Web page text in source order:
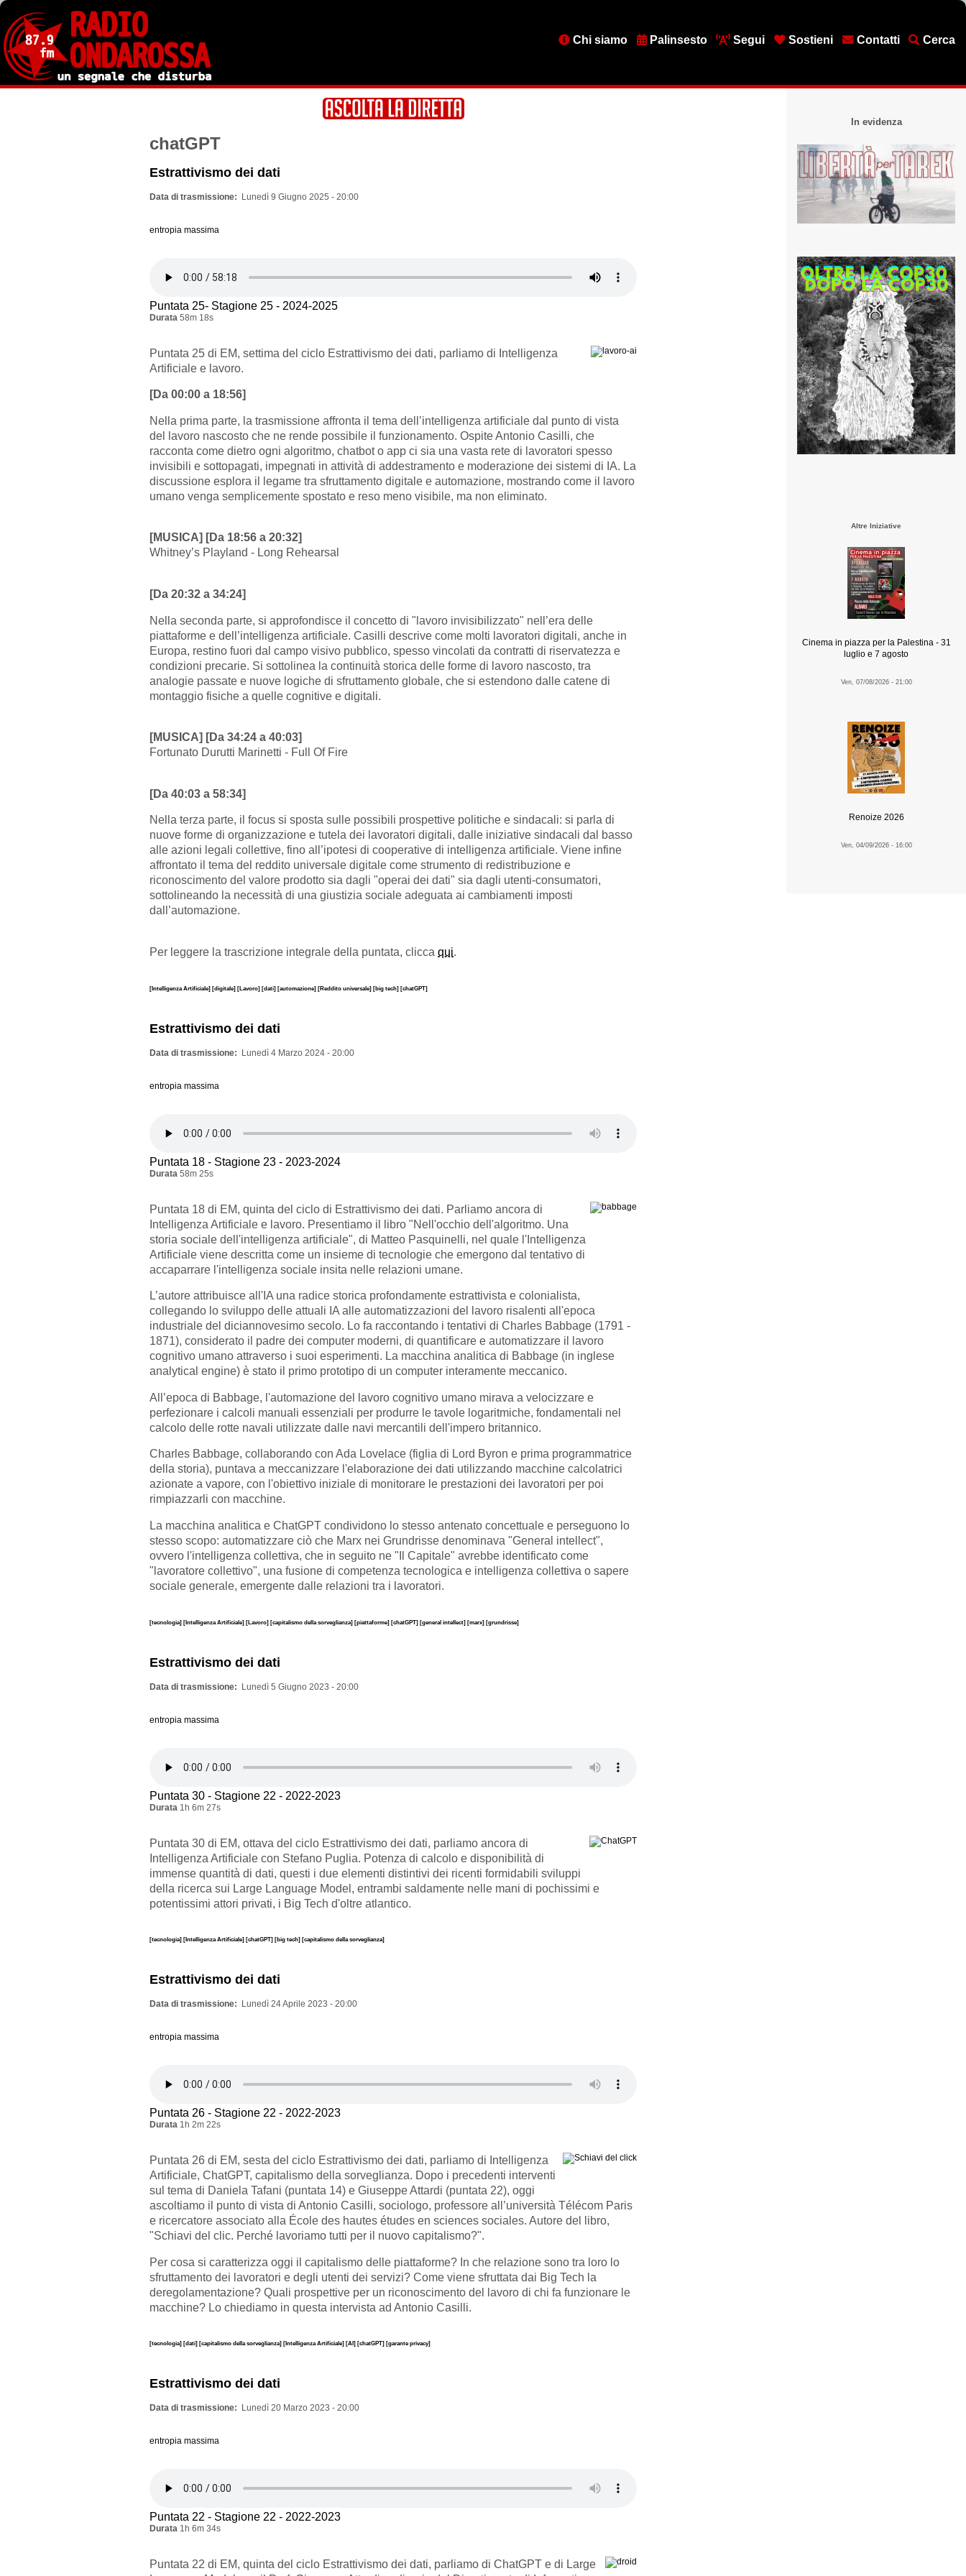
Salta
contenuto
principale
MenuChi siamo Palinsesto Segui Sostieni Contatti Cerca
chatGPT
Estrattivismo dei dati
Data di trasmissione Lunedì 9 Giugno 2025 - 20:00
entropia massima
Puntata 25- Stagione 25 - 2024-2025
Durata 58m 18s
Puntata 25 di EM, settima del ciclo Estrattivismo dei dati, parliamo di Intelligenza
Artificiale e lavoro.
[Da 00:00 a 18:56]
Nella prima parte, la trasmissione affronta il tema dell’intelligenza artificiale dal punto di vista
del lavoro nascosto che ne rende possibile il funzionamento. Ospite Antonio Casilli, che
racconta come dietro ogni algoritmo, chatbot o app ci sia una vasta rete di lavoratori spesso
invisibili e sottopagati, impegnati in attività di addestramento e moderazione dei sistemi di IA. La
discussione esplora il legame tra sfruttamento digitale e automazione, mostrando come il lavoro
umano venga semplicemente spostato e reso meno visibile, ma non eliminato.
[MUSICA] [Da 18:56 a 20:32]
Whitney’s Playland - Long Rehearsal
[Da 20:32 a 34:24]
Nella seconda parte, si approfondisce il concetto di "lavoro invisibilizzato" nell’era delle
piattaforme e dell’intelligenza artificiale. Casilli descrive come molti lavoratori digitali, anche in
Europa, restino fuori dal campo visivo pubblico, spesso vincolati da contratti di riservatezza e
condizioni precarie. Si sottolinea la continuità storica delle forme di lavoro nascosto, tra
analogie passate e nuove logiche di sfruttamento globale, che si estendono dalle catene di
montaggio fisiche a quelle cognitive e digitali.
[MUSICA] [Da 34:24 a 40:03]
Fortunato Durutti Marinetti - Full Of Fire
[Da 40:03 a 58:34]
Nella terza parte, il focus si sposta sulle possibili prospettive politiche e sindacali: si parla di
nuove forme di organizzazione e tutela dei lavoratori digitali, dalle iniziative sindacali dal basso
alle azioni legali collettive, fino all’ipotesi di cooperative di intelligenza artificiale. Viene infine
affrontato il tema del reddito universale digitale come strumento di redistribuzione e
riconoscimento del valore prodotto sia dagli "operai dei dati" sia dagli utenti-consumatori,
sottolineando la necessità di una giustizia sociale adeguata ai cambiamenti imposti
dall’automazione.
Per leggere la trascrizione integrale della puntata, clicca qui.
[Intelligenza Artificiale] [digitale] [Lavoro] [dati] [automazione] [Reddito universale] [big tech] [chatGPT]
Estrattivismo dei dati
Data di trasmissione Lunedì 4 Marzo 2024 - 20:00
entropia massima
Puntata 18 - Stagione 23 - 2023-2024
Durata 58m 25s
Puntata 18 di EM, quinta del ciclo di Estrattivismo dei dati. Parliamo ancora di
Intelligenza Artificiale e lavoro. Presentiamo il libro "Nell'occhio dell'algoritmo. Una
storia sociale dell'intelligenza artificiale", di Matteo Pasquinelli, nel quale l'Intelligenza
Artificiale viene descritta come un insieme di tecnologie che emergono dal tentativo di
accaparrare l'intelligenza sociale insita nelle relazioni umane.
L’autore attribuisce all'IA una radice storica profondamente estrattivista e colonialista,
collegando lo sviluppo delle attuali IA alle automatizzazioni del lavoro risalenti all'epoca
industriale del diciannovesimo secolo. Lo fa raccontando i tentativi di Charles Babbage (1791 -
1871), considerato il padre dei computer moderni, di quantificare e automatizzare il lavoro
cognitivo umano attraverso i suoi esperimenti. La macchina analitica di Babbage (in inglese
analytical engine) è stato il primo prototipo di un computer interamente meccanico.
All’epoca di Babbage, l'automazione del lavoro cognitivo umano mirava a velocizzare e
perfezionare i calcoli manuali essenziali per produrre le tavole logaritmiche, fondamentali nel
calcolo delle rotte navali utilizzate dalle navi mercantili dell'impero britannico.
Charles Babbage, collaborando con Ada Lovelace (figlia di Lord Byron e prima programmatrice
della storia), puntava a meccanizzare l'elaborazione dei dati utilizzando macchine calcolatrici
azionate a vapore, con l'obiettivo iniziale di monitorare le prestazioni dei lavoratori per poi
rimpiazzarli con macchine.
La macchina analitica e ChatGPT condividono lo stesso antenato concettuale e perseguono lo
stesso scopo: automatizzare ciò che Marx nei Grundrisse denominava "General intellect",
ovvero l'intelligenza collettiva, che in seguito ne "Il Capitale" avrebbe identificato come
"lavoratore collettivo", una fusione di competenza tecnologica e intelligenza collettiva o sapere
sociale generale, emergente dalle relazioni tra i lavoratori.
[tecnologia] [Intelligenza Artificiale] [Lavoro] [capitalismo della sorveglianza] [piattaforme] [chatGPT] [general intellect] [marx] [grundrisse]
Estrattivismo dei dati
Data di trasmissione Lunedì 5 Giugno 2023 - 20:00
entropia massima
Puntata 30 - Stagione 22 - 2022-2023
Durata 1h 6m 27s
Puntata 30 di EM, ottava del ciclo Estrattivismo dei dati, parliamo ancora di
Intelligenza Artificiale con Stefano Puglia. Potenza di calcolo e disponibilità di
immense quantità di dati, questi i due elementi distintivi dei ricenti formidabili sviluppi
della ricerca sui Large Language Model, entrambi saldamente nelle mani di pochissimi e
potentissimi attori privati, i Big Tech d'oltre atlantico.
[tecnologia] [Intelligenza Artificiale] [chatGPT] [big tech] [capitalismo della sorveglianza]
Estrattivismo dei dati
Data di trasmissione Lunedì 24 Aprile 2023 - 20:00
entropia massima
Puntata 26 - Stagione 22 - 2022-2023
Durata 1h 2m 22s
Puntata 26 di EM, sesta del ciclo Estrattivismo dei dati, parliamo di Intelligenza
Artificiale, ChatGPT, capitalismo della sorveglianza. Dopo i precedenti interventi
sul tema di Daniela Tafani (puntata 14) e Giuseppe Attardi (puntata 22), oggi
ascoltiamo il punto di vista di Antonio Casilli, sociologo, professore all’università Télécom Paris
e ricercatore associato alla École des hautes études en sciences sociales. Autore del libro,
"Schiavi del clic. Perché lavoriamo tutti per il nuovo capitalismo?".
Per cosa si caratterizza oggi il capitalismo delle piattaforme? In che relazione sono tra loro lo
sfruttamento dei lavoratori e degli utenti dei servizi? Come viene sfruttata dai Big Tech la
deregolamentazione? Quali prospettive per un riconoscimento del lavoro di chi fa funzionare le
macchine? Lo chiediamo in questa intervista ad Antonio Casilli.
[tecnologia] [dati] [capitalismo della sorveglianza] [Intelligenza Artificiale] [AI] [chatGPT] [garante privacy]
Estrattivismo dei dati
Data di trasmissione Lunedì 20 Marzo 2023 - 20:00
entropia massima
Puntata 22 - Stagione 22 - 2022-2023
Durata 1h 6m 34s
Puntata 22 di EM, quinta del ciclo Estrattivismo dei dati, parliamo di ChatGPT e di Large
In evidenza
Altre Iniziative
Cinema in piazza per la Palestina - 31
luglio e 7 agosto
Ven, 07/08/2026 - 21:00
Renoize 2026
Ven, 04/09/2026 - 16:00